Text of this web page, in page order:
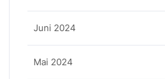
Juni 2024
Mai 2024